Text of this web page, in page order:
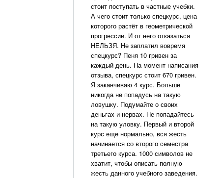
стоит поступать в частные учебки.
А чего стоит только спецкурс, цена
которого растёт в геометрической
прогрессии. И от него отказаться
НЕЛЬЗЯ. Не заплатил вовремя
спецкурс? Пеня 10 гривен за
каждый день. На момент написания
отзыва, спецкурс стоит 670 гривен.
Я заканчиваю 4 курс. Больше
никогда не попадусь на такую
ловушку. Подумайте о своих
деньгах и нервах. Не попадайтесь
на такую уловку. Первый и второй
курс еще нормально, вся жесть
начинается со второго семестра
третьего курса. 1000 символов не
хватит, чтобы описать полную
жесть данного учебного заведения.